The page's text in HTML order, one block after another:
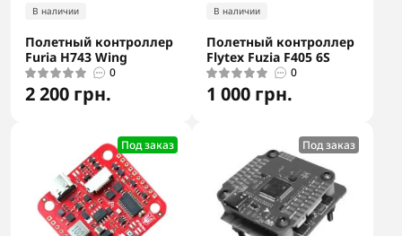
В наличии
Полетный контроллер
Furia H743 Wing
0
2 200 грн.
В наличии
Полетный контроллер
Flytex Fuzia F405 6S
0
1 000 грн.
Под заказ Под заказ